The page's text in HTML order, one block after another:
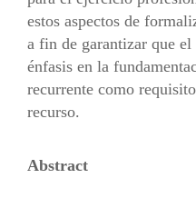
estos aspectos de
a fin de garantizar que
énfasis en la
recurrente como
recurso.
Abstract